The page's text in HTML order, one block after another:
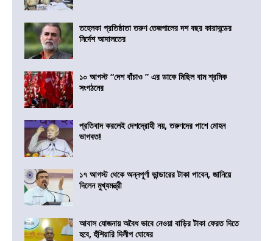
তহেলকা প্রতিষ্ঠাতা তরুণ তেজপালের দশ বছর কারাদন্ডের
নির্দেশ আদালতের
১০ আগস্ট “দেশ বাঁচাও ” এর ডাকে মিছিল বাম শ্রমিক
সংগঠনের
প্রতিবাদ করলেই দেশদ্রোহী নয়, তরুণদের পাশে মোহন
ভাগবত!
১৭ আগস্ট থেকে অন্নপূর্ণা ভান্ডারের টাকা পাবেন, জানিয়ে
দিলেন মুখ্যমন্ত্রী
আবাস যোজনায় অবৈধ ভাবে নেওয়া বাড়ির টাকা ফেরত দিতে
হবে, হুঁশিয়ারি দিলীপ ঘোষের